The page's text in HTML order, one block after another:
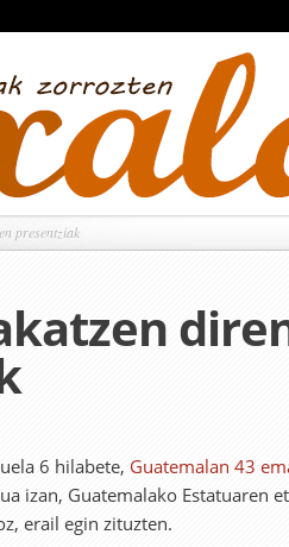
presentziak
6 hilabete, Guatemalan 43
izan, Guatemalako Estatuaren
erail egin zituzten.